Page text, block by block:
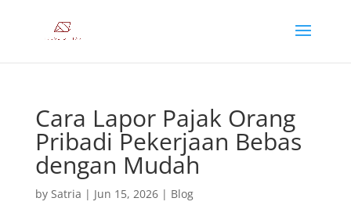
Cara Lapor Pajak Orang
Pribadi Pekerjaan Bebas
dengan Mudah
by Satria | Jun 15, 2026| Blog